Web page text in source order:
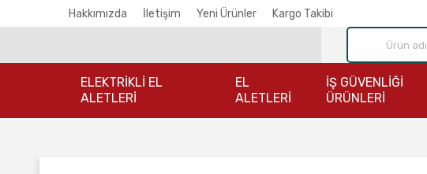
Hakkımızda İletişim Yeni Ürünler Kargo Takibi
ELEKTRİKLİ EL
ALETLERİ
EL
ALETLERİ
İŞ GÜVENLİĞİ
ÜRÜNLERİ